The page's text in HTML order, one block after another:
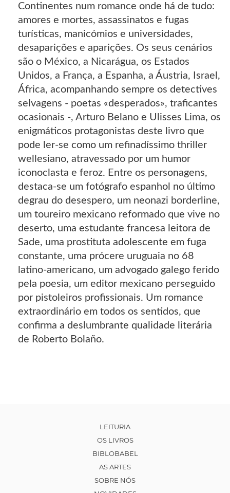
Continentes num romance onde há de tudo:
amores e mortes, assassinatos e fugas
turísticas, manicómios e universidades,
desaparições e aparições. Os seus cenários
são o México, a Nicarágua, os Estados
Unidos, a França, a Espanha, a Áustria, Israel,
África, acompanhando sempre os detectives
selvagens - poetas «desperados», traficantes
ocasionais -, Arturo Belano e Ulisses Lima, os
enigmáticos protagonistas deste livro que
pode ler-se como um refinadíssimo thriller
wellesiano, atravessado por um humor
iconoclasta e feroz. Entre os personagens,
destaca-se um fotógrafo espanhol no último
degrau do desespero, um neonazi borderline,
um toureiro mexicano reformado que vive no
deserto, uma estudante francesa leitora de
Sade, uma prostituta adolescente em fuga
constante, uma prócere uruguaia no 68
latino-americano, um advogado galego ferido
pela poesia, um editor mexicano perseguido
por pistoleiros profissionais. Um romance
extraordinário em todos os sentidos, que
confirma a deslumbrante qualidade literária
de Roberto Bolaño.
LEITURIA
OS LIVROS
BIBLOBABEL
AS ARTES
SOBRE NÓS